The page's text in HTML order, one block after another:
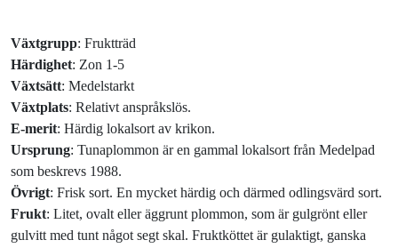
Växtgrupp: Fruktträd
Härdighet: Zon 1-5
Växtsätt: Medelstarkt
Växtplats: Relativt anspråkslös.
E-merit: Härdig lokalsort av krikon.
Ursprung: Tunaplommon är en gammal lokalsort från Medelpad
som beskrevs 1988.
Övrigt: Frisk sort. En mycket härdig och därmed odlingsvärd sort.
Frukt: Litet, ovalt eller äggrunt plommon, som är gulgrönt eller
gulvitt med tunt något segt skal. Fruktköttet är gulaktigt, ganska